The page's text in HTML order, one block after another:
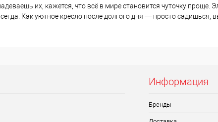
их, кажется, что всё в мире становится чуточку проще.
Как уютное кресло после долгого дня — просто садишься,
Информация
Бренды